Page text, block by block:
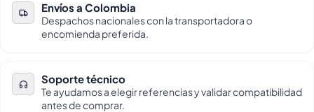
Envíos a Colombia
Despachos nacionales con la transportadora o
encomienda preferida.
Soporte técnico
Te ayudamos a elegir referencias y validar compatibilidad
antes de comprar.